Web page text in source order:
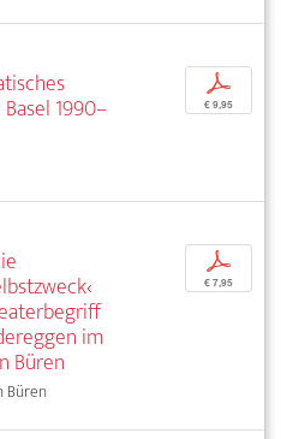
1990–
p
€ 9,95
im
Büren
Büren
p
€ 7,95